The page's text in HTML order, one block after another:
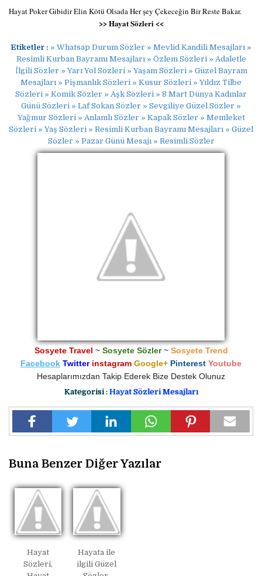
Hayat Poker Gibidir Elin Kötü Olsada Her şey Çekeceğin Bir Reste Bakar.
>> Hayat Sözleri <<
Etiketler : » Whatsap Durum Sözler » Mevlid Kandili Mesajları »
Resimli Kurban Bayramı Mesajları » Özlem Sözleri » Adaletle
İlgili Sözler » Yarı Yol Sözleri » Yaşam Sözleri » Güzel Bayram
Mesajları » Pişmanlık Sözleri » Kusur Sözleri » Yıldız Tilbe
Sözleri » Komik Sözler » Aşk Sözleri » 8 Mart Dünya Kadınlar
Günü Sözleri » Laf Sokan Sözler » Sevgiliye Güzel Sözler »
Yağmur Sözleri » Anlamlı Sözler » Kapak Sözler » Memleket
Sözleri » Yaş Sözleri » Resimli Kurban Bayramı Mesajları » Güzel
Sözler » Pazar Günü Mesajı » Resimli Sözler
Sosyete Travel ~ Sosyete Sözler ~ Sosyete Trend
Facebook Twitter instagram Google+ Pinterest Youtube
Hesaplarımızdan Takip Ederek Bize Destek Olunuz
Kategorisi : Hayat Sözleri Mesajları
Buna Benzer Diğer Yazılar
Hayat
Sözleri,
Hayata ile
ilgili Güzel